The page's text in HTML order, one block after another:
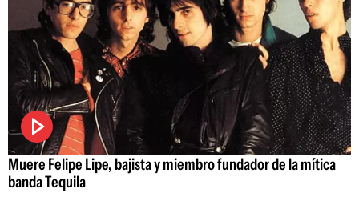
Muere Felipe Lipe, bajista y miembro fundador de la mítica
banda Tequila